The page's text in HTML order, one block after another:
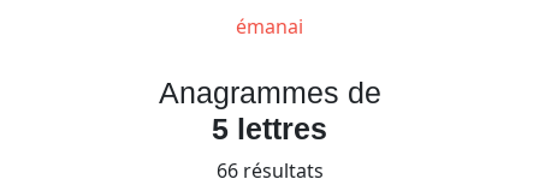
émanai
Anagrammes de
5 lettres
66 résultats